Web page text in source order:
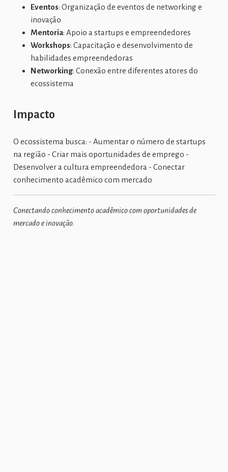
Eventos: Organização de eventos de networking e
inovação
Mentoria: Apoio a startups e empreendedores
Workshops: Capacitação e desenvolvimento de
habilidades empreendedoras
Networking: Conexão entre diferentes atores do
ecossistema
Impacto
O ecossistema busca: - Aumentar o número de startups
na região - Criar mais oportunidades de emprego -
Desenvolver a cultura empreendedora - Conectar
conhecimento acadêmico com mercado
Conectando conhecimento acadêmico com oportunidades de
mercado e inovação.